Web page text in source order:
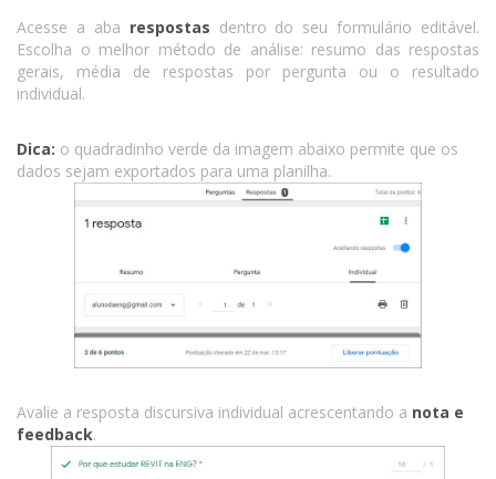
Acesse a aba respostas dentro do seu formulário editável.
Escolha o melhor método de análise: resumo das respostas
gerais, média de respostas por pergunta ou o resultado
individual.
Dica: o quadradinho verde da imagem abaixo permite que os
dados sejam exportados para uma planilha.
Avalie a resposta discursiva individual acrescentando a nota e
feedback.